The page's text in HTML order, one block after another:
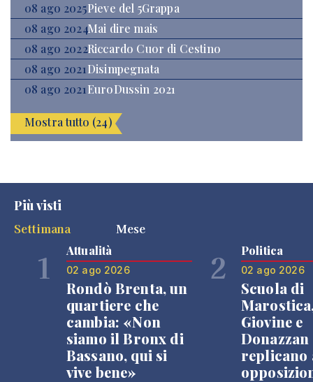
08 ago 2025Pieve del 5Grappa
08 ago 2024Mai dire mais
08 ago 2022Riccardo Cuor di Cestino
08 ago 2021Disimpegnata
08 ago 2021EuroDussin 2021
Mostra tutto (24)
Più visti
Settimana
Mese
1 Attualità
02 ago 2026
Rondò Brenta, un
quartiere che
cambia: «Non
siamo il Bronx di
Bassano, qui si
vive bene»
2 Politica
02 ago 2026
Scuola di
Giovine e
Donazzan
replicano